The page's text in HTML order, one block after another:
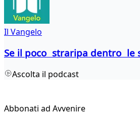
Il Vangelo
Se il poco straripa dentro le
Ascolta il podcast
Abbonati ad Avvenire